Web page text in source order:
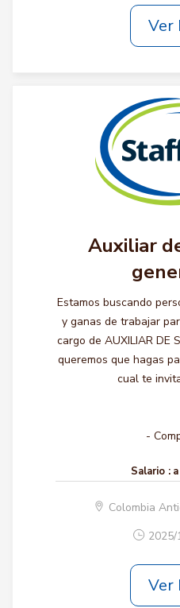
Ver
Auxiliar
Estamos buscando
y ganas de trabajar
cargo de AUXILIAR DE
queremos que hagas
cual te
-
Salario :
Colombia
Ver